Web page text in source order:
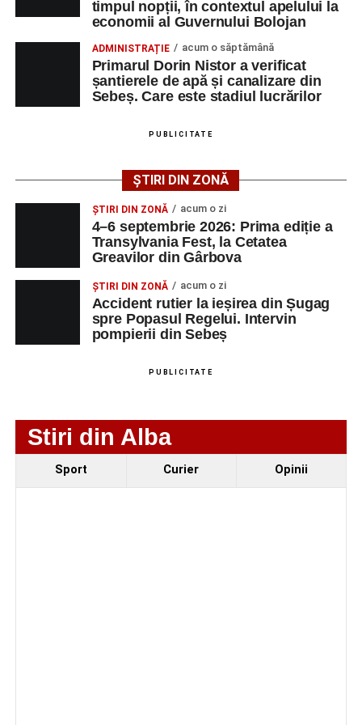
poată solicita detalii despre condițiile de angajare,
Mai jos puteți consulta lista completă a locurilor de
muncă disponibile în comuna Săsciori la data de 4
august 2026, precum și datele de contact ale
LMV
TELEFON/E-
Technology Srl
OPERATOR LA
MASINI-UNELTE
CU COMANDA
NUMERICA
1 0752826367
Ultimele știri din Sebeș
timpul nopții, în contextul apelului la
economii al Guvernului Bolojan
ADMINISTRAȚIE acum o săptămână
Primarul Dorin Nistor a verificat
șantierele de apă și canalizare din
Sebeș. Care este stadiul lucrărilor
PUBLICITATE
ȘTIRI DIN ZONĂ
ȘTIRI DIN ZONĂ acum o zi
4–6 septembrie 2026: Prima ediție a
Transylvania Fest, la Cetatea
Greavilor din Gârbova
ȘTIRI DIN ZONĂ acum o zi
Accident rutier la ieșirea din Șugag
spre Popasul Regelui. Intervin
pompierii din Sebeș
PUBLICITATE
Stiri din Alba
Sport Curier Opinii